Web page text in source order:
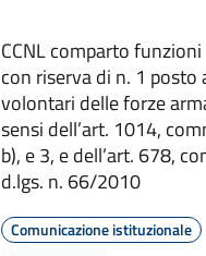
CCNL comparto
con riserva di n. 1 posto
volontari delle forze
sensi dell’art. 1014,
b), e 3, e dell’art. 678,
d.lgs. n. 66/2010
Comunicazione istituzionale